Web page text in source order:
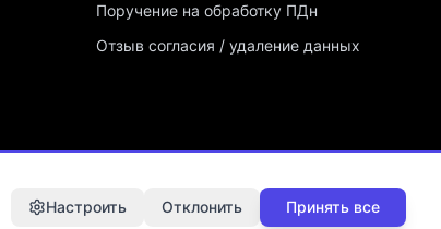
Поручение на обработку ПДн
Отзыв согласия / удаление данных
Настроить Отклонить Принять все